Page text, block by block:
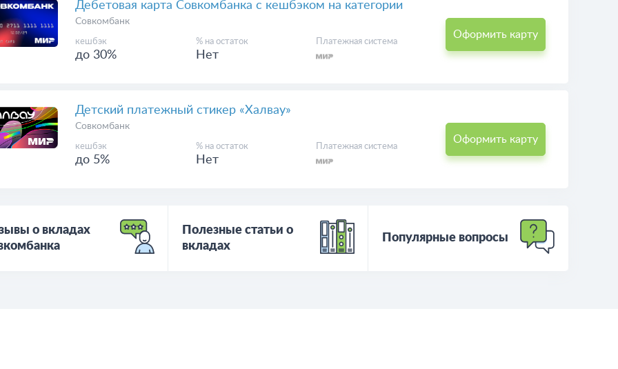
Дебетовая карта Совкомбанка с кешбэком на категории
Совкомбанк
кешбэк
до 30%
% на остаток
Нет
Платежная система
Оформить карту
Детский платежный стикер «Халвау»
Совкомбанк
кешбэк
до 5%
% на остаток
Нет
Платежная система
Оформить карту
о вкладах
Полезные статьи о
вкладах
Популярные вопросы